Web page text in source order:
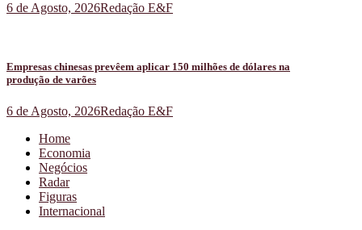
6 de Agosto, 2026Redação E&F
Empresas chinesas prevêem aplicar 150 milhões de dólares na
produção de varões
6 de Agosto, 2026Redação E&F
Home
Economia
Negócios
Radar
Figuras
Internacional